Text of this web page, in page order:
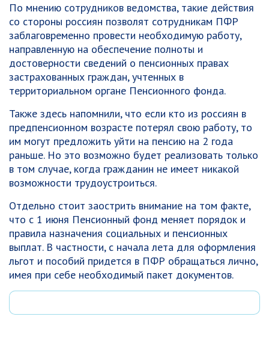
По мнению сотрудников ведомства, такие действия
со стороны россиян позволят сотрудникам ПФР
заблаговременно провести необходимую работу,
направленную на обеспечение полноты и
достоверности сведений о пенсионных правах
застрахованных граждан, учтенных в
территориальном органе Пенсионного фонда.
Также здесь напомнили, что если кто из россиян в
предпенсионном возрасте потерял свою работу, то
им могут предложить уйти на пенсию на 2 года
раньше. Но это возможно будет реализовать только
в том случае, когда гражданин не имеет никакой
возможности трудоустроиться.
Отдельно стоит заострить внимание на том факте,
что с 1 июня Пенсионный фонд меняет порядок и
правила назначения социальных и пенсионных
выплат. В частности, с начала лета для оформления
льгот и пособий придется в ПФР обращаться лично,
имея при себе необходимый пакет документов.